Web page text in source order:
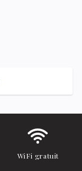
WiFi gratuit